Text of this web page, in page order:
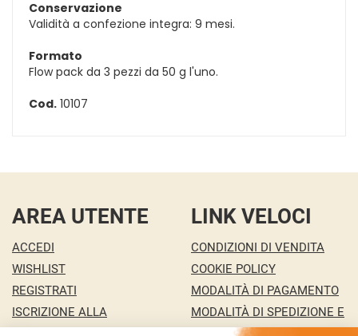
Conservazione
Validità a confezione integra: 9 mesi.
Formato
Flow pack da 3 pezzi da 50 g l'uno.
Cod. 10107
AREA UTENTE
ACCEDI
WISHLIST
REGISTRATI
ISCRIZIONE ALLA
LINK VELOCI
CONDIZIONI DI VENDITA
COOKIE POLICY
MODALITÀ DI PAGAMENTO
MODALITÀ DI SPEDIZIONE E